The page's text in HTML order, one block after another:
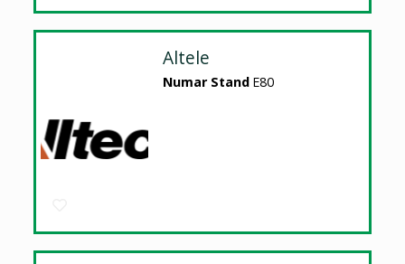
Altele
Numar Stand E80